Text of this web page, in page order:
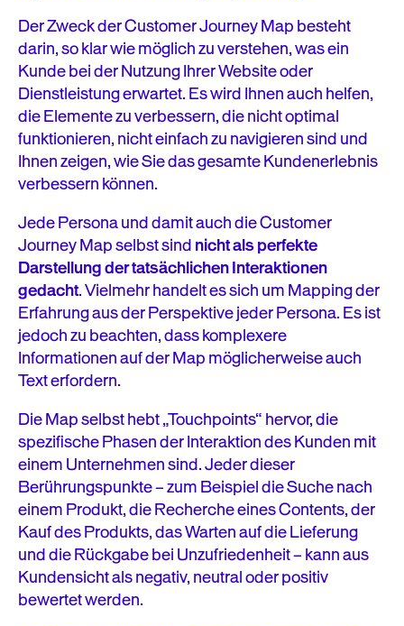
Der Zweck der Customer Journey Map besteht
darin, so klar wie möglich zu verstehen, was ein
Kunde bei der Nutzung Ihrer Website oder
Dienstleistung erwartet. Es wird Ihnen auch helfen,
die Elemente zu verbessern, die nicht optimal
funktionieren, nicht einfach zu navigieren sind und
Ihnen zeigen, wie Sie das gesamte Kundenerlebnis
verbessern können.
Jede Persona und damit auch die Customer
Journey Map selbst sindnicht als perfekte
Darstellung der tatsächlichen Interaktionen
gedacht. Vielmehr handelt es sich um Mapping der
Erfahrung aus der Perspektive jeder Persona. Es ist
jedoch zu beachten, dass komplexere
Informationen auf der Map möglicherweise auch
Text erfordern.
Die Map selbst hebt „Touchpoints“ hervor, die
spezifische Phasen der Interaktion des Kunden mit
einem Unternehmen sind. Jeder dieser
Berührungspunkte – zum Beispiel die Suche nach
einem Produkt, die Recherche eines Contents, der
Kauf des Produkts, das Warten auf die Lieferung
und die Rückgabe bei Unzufriedenheit – kann aus
Kundensicht als negativ, neutral oder positiv
bewertet werden.